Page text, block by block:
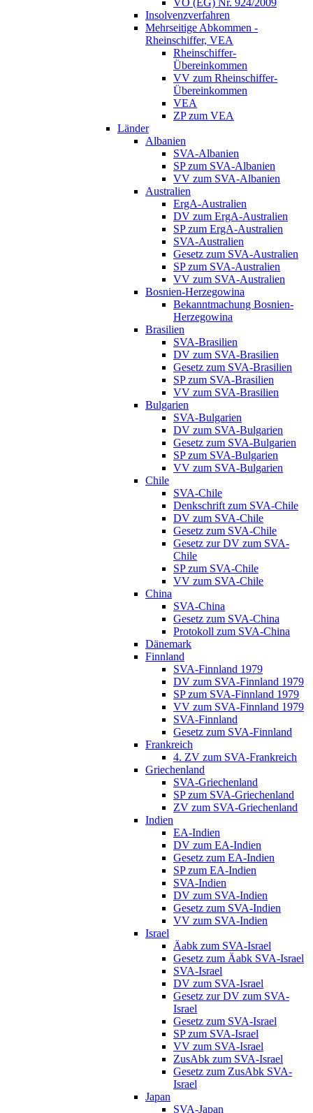
Insolvenzverfahren
Mehrseitige Abkommen -
Rheinschiffer, VEA
Rheinschiffer-
Übereinkommen
VV zum Rheinschiffer-
Übereinkommen
VEA
ZP zum VEA
Länder
Albanien
SVA-Albanien
SP zum SVA-Albanien
VV zum SVA-Albanien
Australien
ErgA-Australien
DV zum ErgA-Australien
SP zum ErgA-Australien
SVA-Australien
Gesetz zum SVA-Australien
SP zum SVA-Australien
VV zum SVA-Australien
Bosnien-Herzegowina
Bekanntmachung Bosnien-
Herzegowina
Brasilien
SVA-Brasilien
DV zum SVA-Brasilien
Gesetz zum SVA-Brasilien
SP zum SVA-Brasilien
VV zum SVA-Brasilien
Bulgarien
SVA-Bulgarien
DV zum SVA-Bulgarien
Gesetz zum SVA-Bulgarien
SP zum SVA-Bulgarien
VV zum SVA-Bulgarien
Chile
SVA-Chile
Denkschrift zum SVA-Chile
DV zum SVA-Chile
Gesetz zum SVA-Chile
Gesetz zur DV zum SVA-
Chile
SP zum SVA-Chile
VV zum SVA-Chile
China
SVA-China
Gesetz zum SVA-China
Protokoll zum SVA-China
Dänemark
Finnland
SVA-Finnland 1979
DV zum SVA-Finnland 1979
SP zum SVA-Finnland 1979
VV zum SVA-Finnland 1979
SVA-Finnland
Gesetz zum SVA-Finnland
Frankreich
4. ZV zum SVA-Frankreich
Griechenland
SVA-Griechenland
SP zum SVA-Griechenland
ZV zum SVA-Griechenland
Indien
EA-Indien
DV zum EA-Indien
Gesetz zum EA-Indien
SP zum EA-Indien
SVA-Indien
DV zum SVA-Indien
Gesetz zum SVA-Indien
VV zum SVA-Indien
Israel
Äabk zum SVA-Israel
Gesetz zum Äabk SVA-Israel
SVA-Israel
DV zum SVA-Israel
Gesetz zur DV zum SVA-
Israel
Gesetz zum SVA-Israel
SP zum SVA-Israel
VV zum SVA-Israel
ZusAbk zum SVA-Israel
Gesetz zum ZusAbk SVA-
Israel
Japan
SVA-Japan